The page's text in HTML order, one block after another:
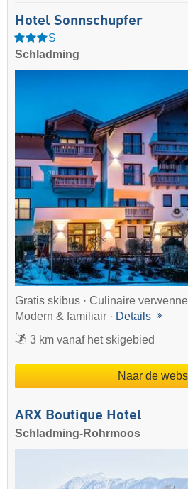
Hotel Sonnschupfer
S
Schladming
Gratis skibus · Culinaire
Modern & familiair · Details
3 km vanaf het skigebied
Naar de
ARX Boutique Hotel
Schladming-Rohrmoos